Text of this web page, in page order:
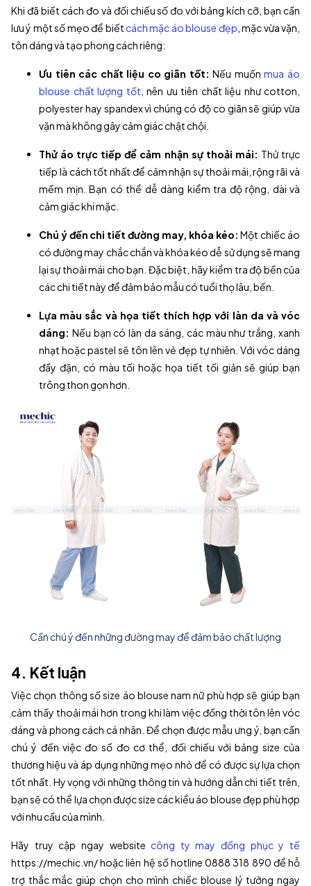
Khi đã biết cách đo và đối chiếu số đo với bảng kích cỡ, bạn cần
lưu ý một số mẹo để biết cách mặc áo blouse đẹp , mặc vừa vặn,
tôn dáng và tạo phong cách riêng:
Ưu tiên các chất liệu co giãn tốt: Nếu muốnmua áo
blouse chất lượng tốt , nên ưu tiên chất liệu như cotton,
polyester hay spandex vì chúng có độ co giãn sẽ giúp vừa
vặn mà không gây cảm giác chật chội.
Thử áo trực tiếp để cảm nhận sự thoải mái: Thử trực
tiếp là cách tốt nhất để cảm nhận sự thoải mái, rộng rãi và
mềm mịn. Bạn có thể dễ dàng kiểm tra độ rộng, dài và
cảm giác khi mặc.
Chú ý đến chi tiết đường may, khóa kéo:Một chiếc áo
có đường may chắc chắn và khóa kéo dễ sử dụng sẽ mang
lại sự thoải mái cho bạn. Đặc biệt, hãy kiểm tra độ bền của
các chi tiết này để đảm bảo mẫu có tuổi thọ lâu, bền.
Lựa màu sắc và họa tiết thích hợp với làn da và vóc
dáng: Nếu bạn có làn da sáng, các màu như trắng, xanh
nhạt hoặc pastel sẽ tôn lên vẻ đẹp tự nhiên. Với vóc dáng
đầy đặn, có màu tối hoặc họa tiết tối giản sẽ giúp bạn
trông thon gọn hơn.
Cần chú ý đến những đường may để đảm bảo chất lượng
4. Kết luận
Việc chọn thông số size áo blouse nam nữ phù hợp sẽ giúp bạn
cảm thấy thoải mái hơn trong khi làm việc đồng thời tôn lên vóc
dáng và phong cách cá nhân. Để chọn được mẫu ưng ý, bạn cần
chú ý đến việc đo số đo cơ thể, đối chiếu với bảng size của
thương hiệu và áp dụng những mẹo nhỏ để có được sự lựa chọn
tốt nhất. Hy vọng với những thông tin và hướng dẫn chi tiết trên,
bạn sẽ có thể lựa chọn được size các kiểu áo blouse đẹp phù hợp
với nhu cầu của mình.
Hãy truy cập ngay website công ty may đồng phục y tế
https://mechic.vn/ hoặc liên hệ số hotline 0888 318 890 để hỗ
trợ thắc mắc giúp chọn cho mình chiếc blouse lý tưởng ngay